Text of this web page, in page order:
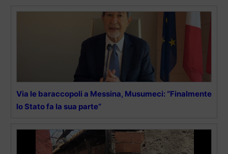
Via le baraccopoli a Messina, Musumeci: “Finalmente
lo Stato fa la sua parte”